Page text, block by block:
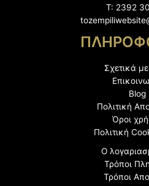
Τ: 2392
Σχετικά
Blog
Πολιτική
Όροι
Πολιτική
Ο
Τρόποι
Τρόποι